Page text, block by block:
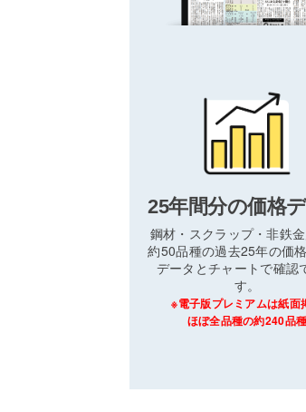
25年間分の価格
鋼材・スクラップ・非鉄
約50品種の過去25年の価
データとチャートで確認
す。
※電子版プレミアムは紙面
ほぼ全品種の約240品種